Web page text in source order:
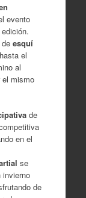
evento
esquí
el
al
mismo
de
en el
se
invierno
de